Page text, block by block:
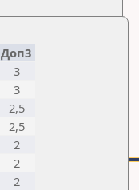
Доп3
3
3
2,5
2,5
2
2
2